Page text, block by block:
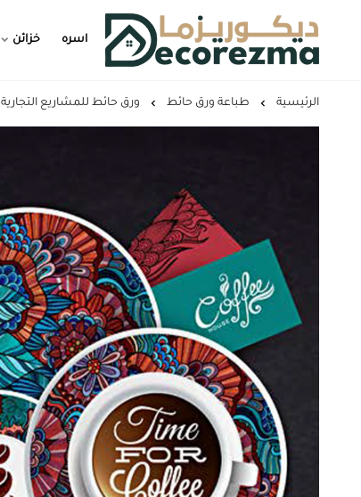
Decorezma
اسره خزائن
الرئيسية طباعة ورق حائط ورق حائط للمشاريع التجارية